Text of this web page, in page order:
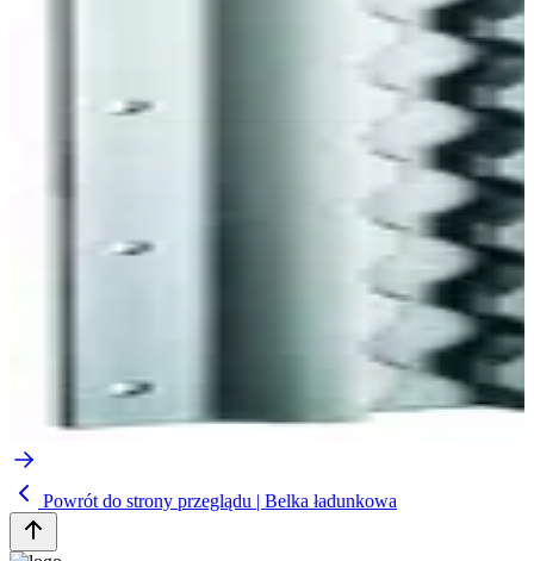
Powrót do strony przeglądu | Belka ładunkowa